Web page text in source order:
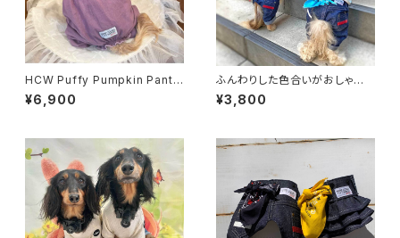
HCW Puffy Pumpkin Pants
/ 3 color
¥6,900
ふんわりした色合いがおしゃれ
なマルチボーダーフーディ
¥3,800